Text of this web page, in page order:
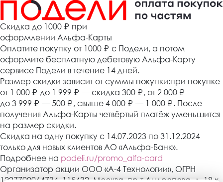
Cкидка до 1000 ₽ при
оформлении Альфа-Карты
Оплатите покупку от 1000 ₽ с Подели, а потом
оформите бесплатную дебетовую Альфа-Карту
сервисе Подели в течение 14 дней.
Размер скидки зависит от суммы покупки:при покупке
от 1 000 ₽ до 1 999 ₽ — скидка 300 ₽ , от 2 000 ₽
до 3 999 ₽ — 500 ₽ , свыше 4 000 ₽ — 1 000 ₽. После
получения Альфа-Карты четвёртый платёж уменьшится
на размер скидки.
Скидка на одну покупку с 14.07.2023 по 31.12.2024
только для новых клиентов АО «Альфа-Банк».
Подробнее на podeli.ru/promo_alfa-card
Организатор акции ООО «А-4 Технологии», ОГРН
1227700064734, 115432, Москва, пр-т Андропова, д. 18 к.